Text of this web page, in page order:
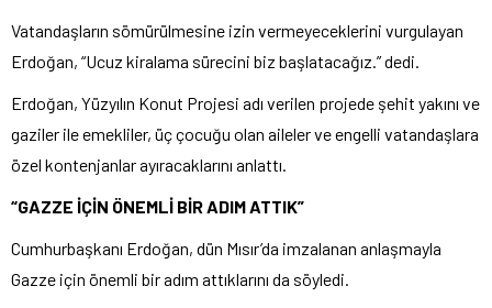
Vatandaşların sömürülmesine izin vermeyeceklerini vurgulayan
Erdoğan, “Ucuz kiralama sürecini biz başlatacağız.” dedi.
Erdoğan, Yüzyılın Konut Projesi adı verilen projede şehit yakını ve
gaziler ile emekliler, üç çocuğu olan aileler ve engelli vatandaşlara
özel kontenjanlar ayıracaklarını anlattı.
“GAZZE İÇİN ÖNEMLİ BİR ADIM ATTIK”
Cumhurbaşkanı Erdoğan, dün Mısır’da imzalanan anlaşmayla
Gazze için önemli bir adım attıklarını da söyledi.